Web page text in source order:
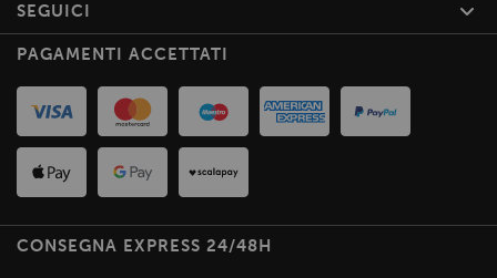
SEGUICI
PAGAMENTI ACCETTATI
CONSEGNA EXPRESS 24/48H